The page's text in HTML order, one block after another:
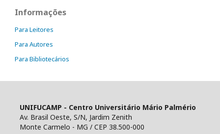
Informações
Para Leitores
Para Autores
Para Bibliotecários
UNIFUCAMP - Centro Universitário Mário Palmério
Av. Brasil Oeste, S/N, Jardim Zenith
Monte Carmelo - MG / CEP 38.500-000